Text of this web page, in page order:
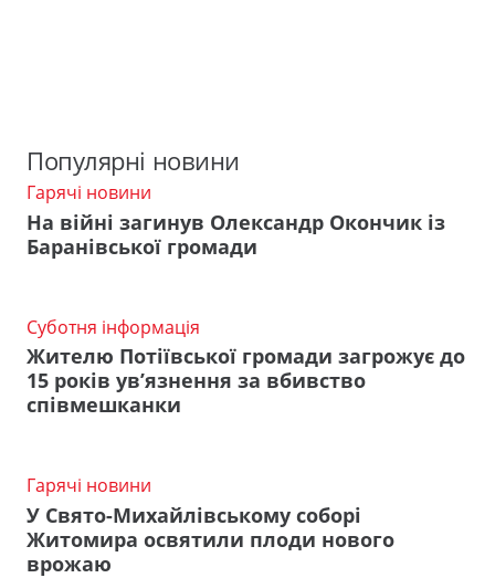
Популярні новини
Гарячі новини
На війні загинув Олександр Окончик із
Баранівської громади
Суботня інформація
Жителю Потіївської громади загрожує до
15 років ув’язнення за вбивство
співмешканки
Гарячі новини
У Свято-Михайлівському соборі
Житомира освятили плоди нового
врожаю